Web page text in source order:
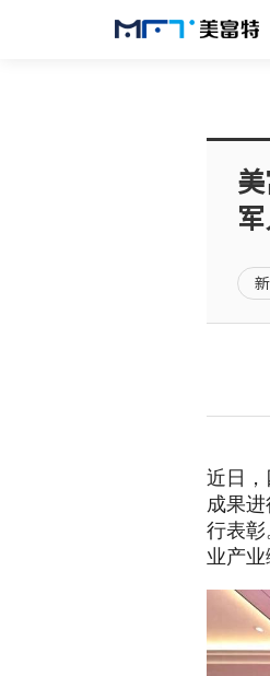
近日
成果
行表
业产